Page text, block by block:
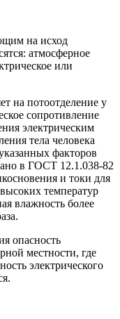
на исход
атмосферное
или
на потоотделение у
сопротивление
электрическим
тела человека
факторов
в ГОСТ 12.1.038-82
и токи для
температур
влажность более
опасность
местности, где
электрического